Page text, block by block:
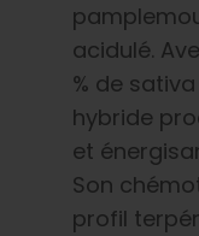
acidulé.
% de
hybride
et
Son
profil